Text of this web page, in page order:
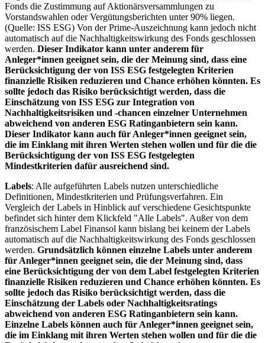
Fonds die Zustimmung auf Aktionärsversammlungen zu
Vorstandswahlen oder Vergütungsberichten unter 90% liegen.
(Quelle: ISS ESG) Von der Prime-Auszeichnung kann jedoch nicht
automatisch auf die Nachhaltigkeitswirkung des Fonds geschlossen
werden. Dieser Indikator kann unter anderem für
Anleger*innen geeignet sein, die der Meinung sind, dass eine
Berücksichtigung der von ISS ESG festgelegten Kriterien
finanzielle Risiken reduzieren und Chance erhöhen könnten. Es
sollte jedoch das Risiko berücksichtigt werden, dass die
Einschätzung von ISS ESG zur Integration von
Nachhaltigkeitsrisiken und -chancen einzelner Unternehmen
abweichend von anderen ESG Ratinganbietern sein kann.
Dieser Indikator kann auch für Anleger*innen geeignet sein,
die im Einklang mit ihren Werten stehen wollen und für die die
Berücksichtigung der von ISS ESG festgelegten
Mindestkriterien dafür ausreichend sind.
Labels: Alle aufgeführten Labels nutzen unterschiedliche
Definitionen, Mindestkriterien und Prüfungsverfahren. Ein
Vergleich der Labels in Hinblick auf verschiedene Gesichtspunkte
befindet sich hinter dem Klickfeld "Alle Labels". Außer von dem
französischem Label Finansol kann bislang bei keinem der Labels
automatisch auf die Nachhaltigkeitswirkung des Fonds geschlossen
werden. Grundsätzlich können einzelne Labels unter anderem
für Anleger*innen geeignet sein, die der Meinung sind, dass
eine Berücksichtigung der von dem Label festgelegten Kriterien
finanzielle Risiken reduzieren und Chance erhöhen könnten. Es
sollte jedoch das Risiko berücksichtigt werden, dass die
Einschätzung der Labels oder Nachhaltigkeitsratings
abweichend von anderen ESG Ratinganbietern sein kann.
Einzelne Labels können auch für Anleger*innen geeignet sein,
die im Einklang mit ihren Werten stehen wollen und für die die